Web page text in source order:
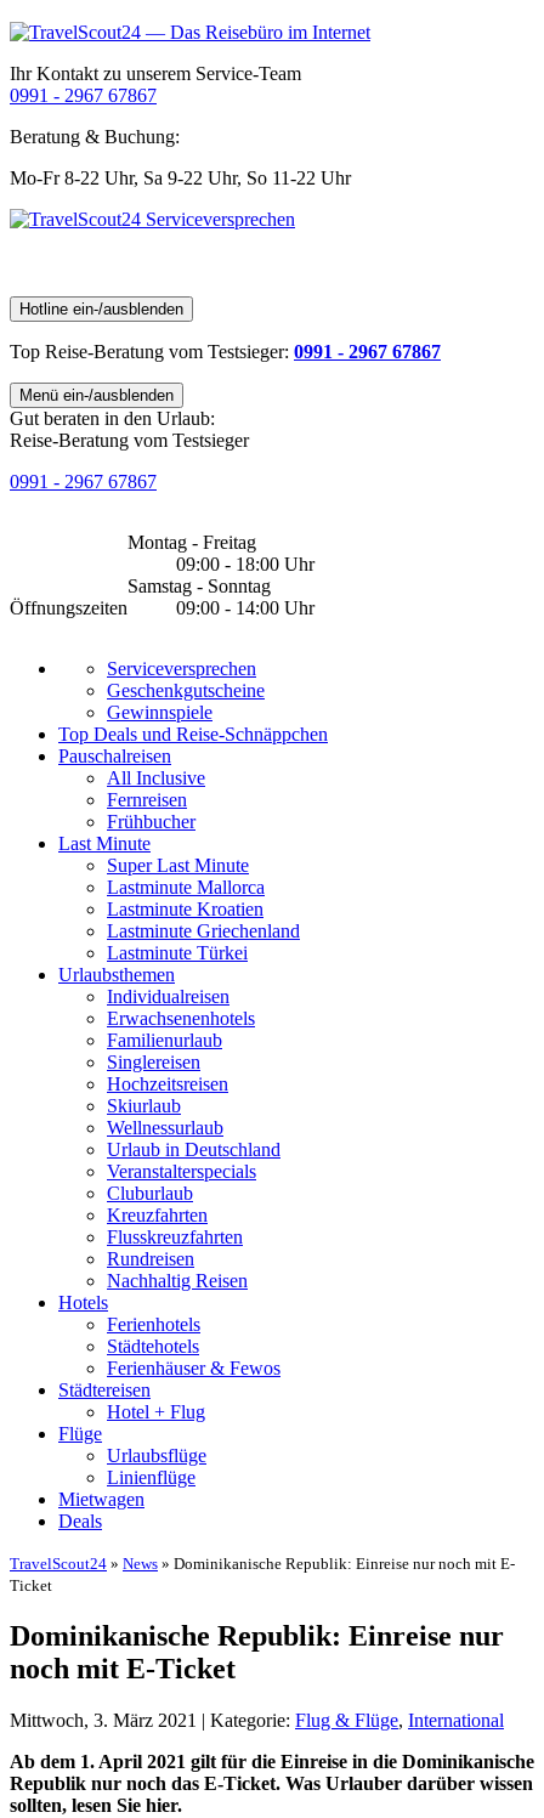
Ihr Kontakt zu unserem Service-Team
0991 - 2967 67867
Beratung & Buchung:
Mo-Fr 8-22 Uhr, Sa 9-22 Uhr, So 11-22 Uhr
Hotline ein-/ausblenden
Top Reise-Beratung vom Testsieger: 0991 - 2967 67867
Menü ein-/ausblenden
Gut beraten in den Urlaub:
Reise-Beratung vom Testsieger
0991 - 2967 67867
Öffnungszeiten
Montag - Freitag
09:00 - 18:00 Uhr
Samstag - Sonntag
09:00 - 14:00 Uhr
Serviceversprechen
Geschenkgutscheine
Gewinnspiele
Top Deals und Reise-Schnäppchen
Pauschalreisen
All Inclusive
Fernreisen
Frühbucher
Last Minute
Super Last Minute
Lastminute Mallorca
Lastminute Kroatien
Lastminute Griechenland
Lastminute Türkei
Urlaubsthemen
Individualreisen
Erwachsenenhotels
Familienurlaub
Singlereisen
Hochzeitsreisen
Skiurlaub
Wellnessurlaub
Urlaub in Deutschland
Veranstalterspecials
Cluburlaub
Kreuzfahrten
Flusskreuzfahrten
Rundreisen
Nachhaltig Reisen
Hotels
Ferienhotels
Städtehotels
Ferienhäuser & Fewos
Städtereisen
Hotel + Flug
Flüge
Urlaubsflüge
Linienflüge
Mietwagen
Deals
TravelScout24 » News » Dominikanische Republik: Einreise nur noch mit E-
Ticket
Dominikanische Republik: Einreise nur
noch mit E-Ticket
Mittwoch, 3. März 2021 | Kategorie: Flug & Flüge, International
Ab dem 1. April 2021 gilt für die Einreise in die Dominikanische
Republik nur noch das E-Ticket. Was Urlauber darüber wissen
sollten, lesen Sie hier.